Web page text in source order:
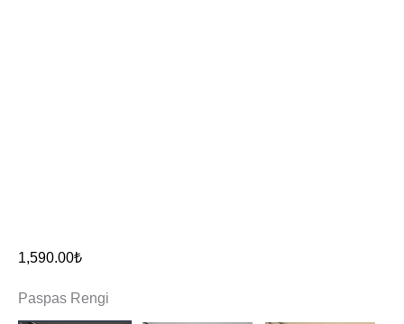
1,590.00₺
Paspas Rengi